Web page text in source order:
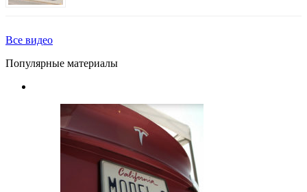
Все видео
Популярные материалы